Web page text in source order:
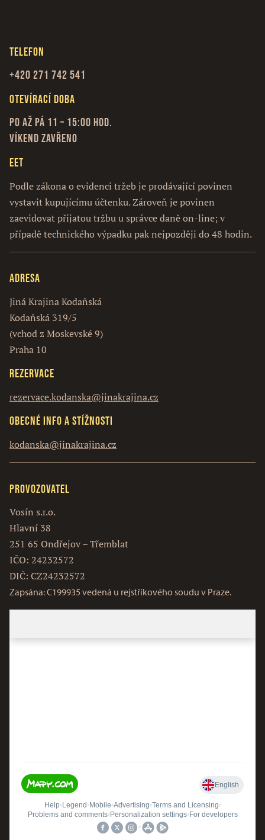
Telefon
+420 271 742 541
Otevírací doba
Po až Pá 11 – 15:00 hod.
Víkend zavřeno
EET
Podle zákona o evidenci tržeb je prodávající povinen
vystavit kupujícímu účtenku. Zároveň je povinen
zaevidovat přijatou tržbu u správce daně on-line; v
případě technického výpadku pak nejpozději do 48 hodin.
Adresa
Jiná Krajina Kodaňská
Kodaňská 319/5
(vchod z Moskevské 9)
Praha 10
Rezervace
rezervace.kodanska@jinakrajina.cz
Obecné info a stížnosti
kodanska@jinakrajina.cz
Provozovatel
Vosín s.r.o.
Hlavní 38
251 65 Ondřejov – Třemblat
IČO: 24232572
DIČ: CZ24232572
Zapsána: C199935 vedená u rejstříkového soudu v Praze.